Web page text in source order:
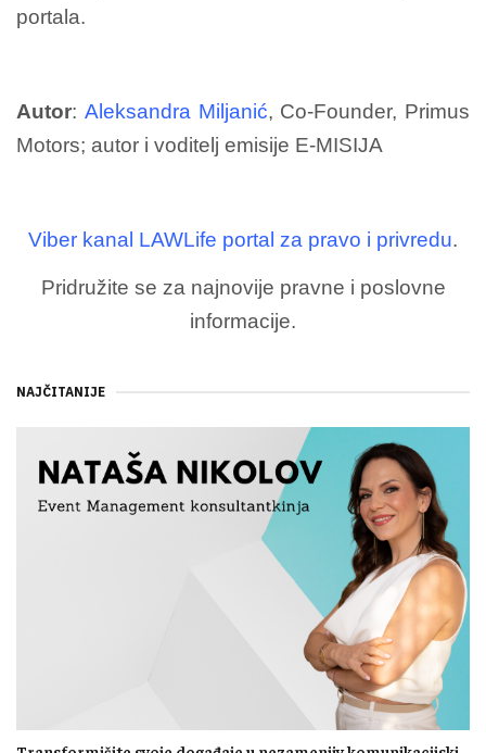
portala.
Autor: Aleksandra Miljanić, Co-Founder, Primus
Motors; autor i voditelj emisije E-MISIJA
Viber kanal LAWLife portal za pravo i privredu.
Pridružite se za najnovije pravne i poslovne
informacije.
NAJČITANIJE